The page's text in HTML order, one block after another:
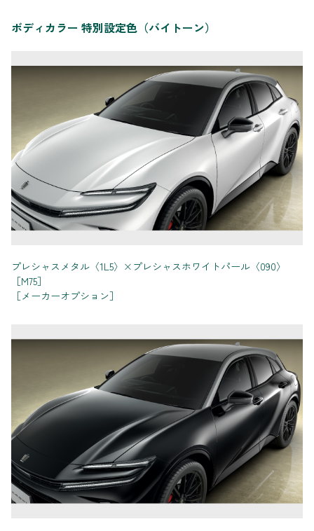
ボディカラー 特別設定色（バイトーン）
プレシャスメタル〈1L5〉×プレシャスホワイトパール〈090〉
［M75］
［メーカーオプション］